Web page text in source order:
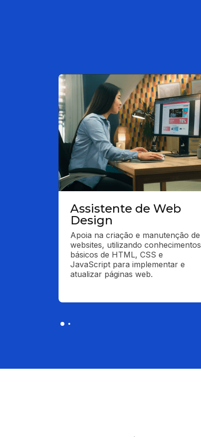
Assistente de Web
Design
Apoia na criação e manutenção de
websites, utilizando conhecimentos
básicos de HTML, CSS e
JavaScript para implementar e
atualizar páginas web.